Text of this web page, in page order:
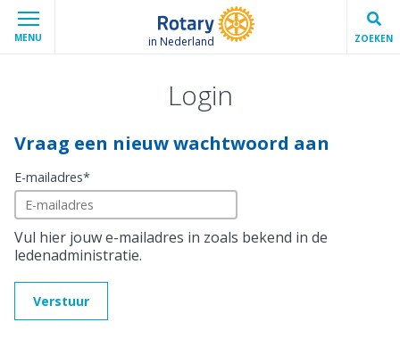
MENU in Nederland ZOEKEN
Login
Vraag een nieuw wachtwoord aan
E-mailadres*
Vul hier jouw e-mailadres in zoals bekend in de
ledenadministratie.
Verstuur